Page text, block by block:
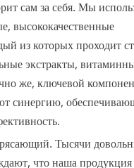
сам за себя. Мы
высококачественные
из которых проходит
экстракты,
же, ключевой
синергию,
Тысячи
что наша продукция